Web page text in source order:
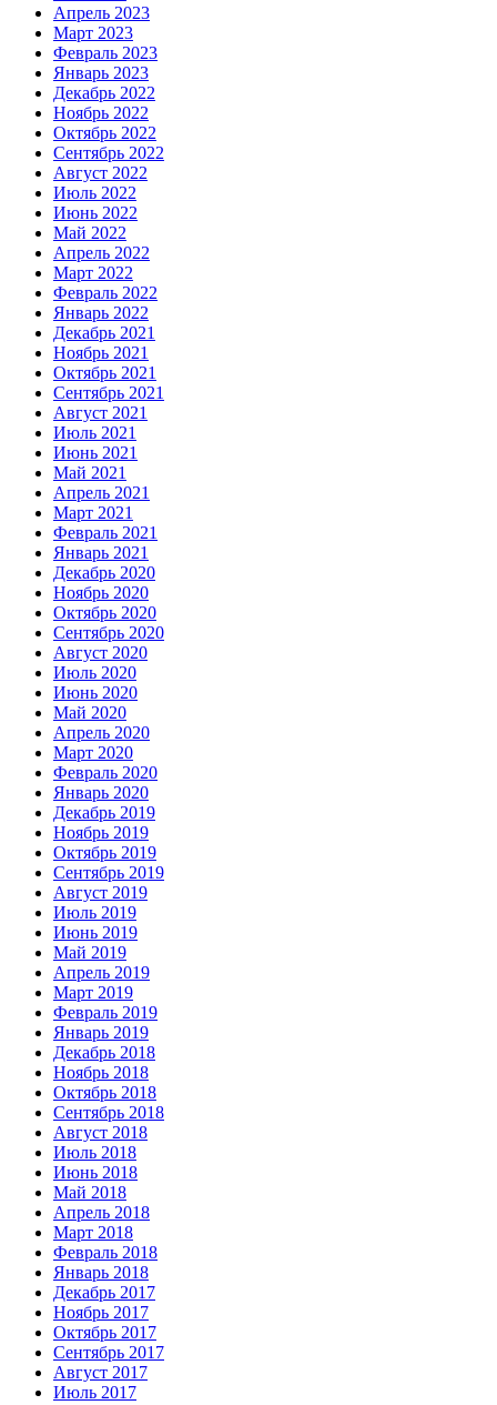
Апрель 2023
Март 2023
Февраль 2023
Январь 2023
Декабрь 2022
Ноябрь 2022
Октябрь 2022
Сентябрь 2022
Август 2022
Июль 2022
Июнь 2022
Май 2022
Апрель 2022
Март 2022
Февраль 2022
Январь 2022
Декабрь 2021
Ноябрь 2021
Октябрь 2021
Сентябрь 2021
Август 2021
Июль 2021
Июнь 2021
Май 2021
Апрель 2021
Март 2021
Февраль 2021
Январь 2021
Декабрь 2020
Ноябрь 2020
Октябрь 2020
Сентябрь 2020
Август 2020
Июль 2020
Июнь 2020
Май 2020
Апрель 2020
Март 2020
Февраль 2020
Январь 2020
Декабрь 2019
Ноябрь 2019
Октябрь 2019
Сентябрь 2019
Август 2019
Июль 2019
Июнь 2019
Май 2019
Апрель 2019
Март 2019
Февраль 2019
Январь 2019
Декабрь 2018
Ноябрь 2018
Октябрь 2018
Сентябрь 2018
Август 2018
Июль 2018
Июнь 2018
Май 2018
Апрель 2018
Март 2018
Февраль 2018
Январь 2018
Декабрь 2017
Ноябрь 2017
Октябрь 2017
Сентябрь 2017
Август 2017
Июль 2017